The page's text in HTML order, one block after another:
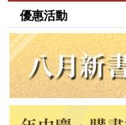
優惠活動